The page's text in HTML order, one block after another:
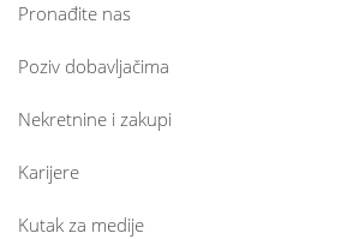
Pronađite nas
Poziv dobavljačima
Nekretnine i zakupi
Karijere
Kutak za medije